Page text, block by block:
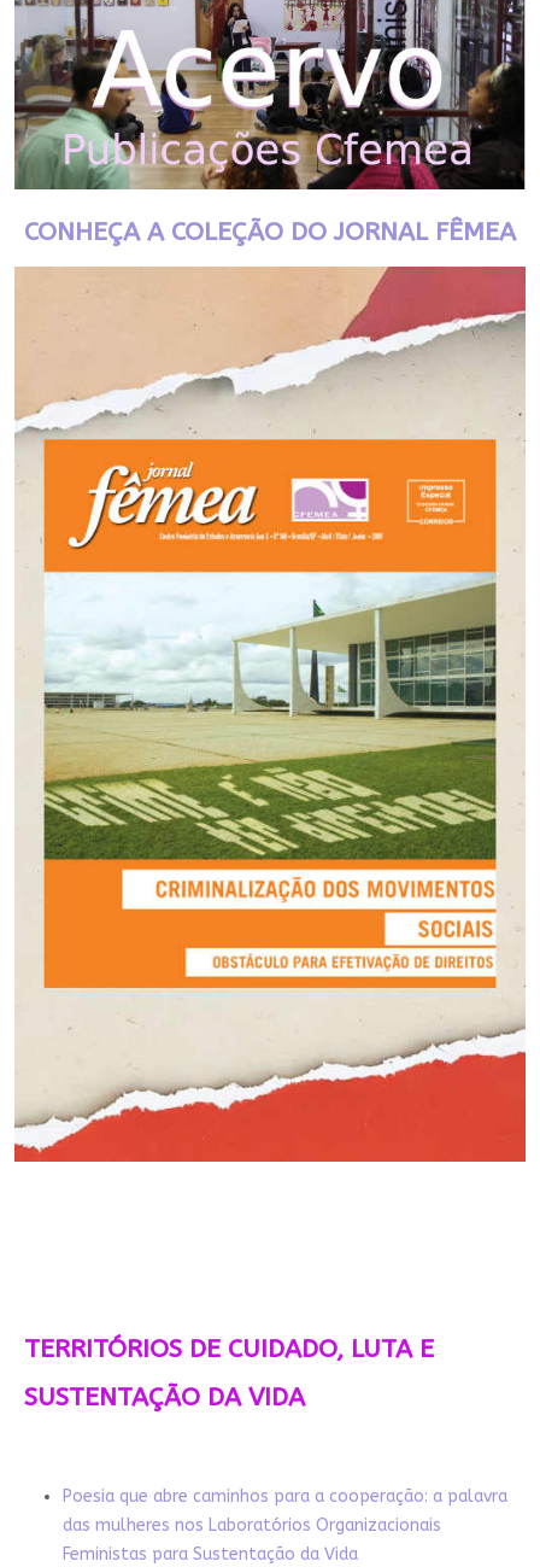
CONHEÇA A COLEÇÃO DO JORNAL FÊMEA
TERRITÓRIOS DE CUIDADO, LUTA E
SUSTENTAÇÃO DA VIDA
Poesia que abre caminhos para a cooperação: a palavra
das mulheres nos Laboratórios Organizacionais
Feministas para Sustentação da Vida